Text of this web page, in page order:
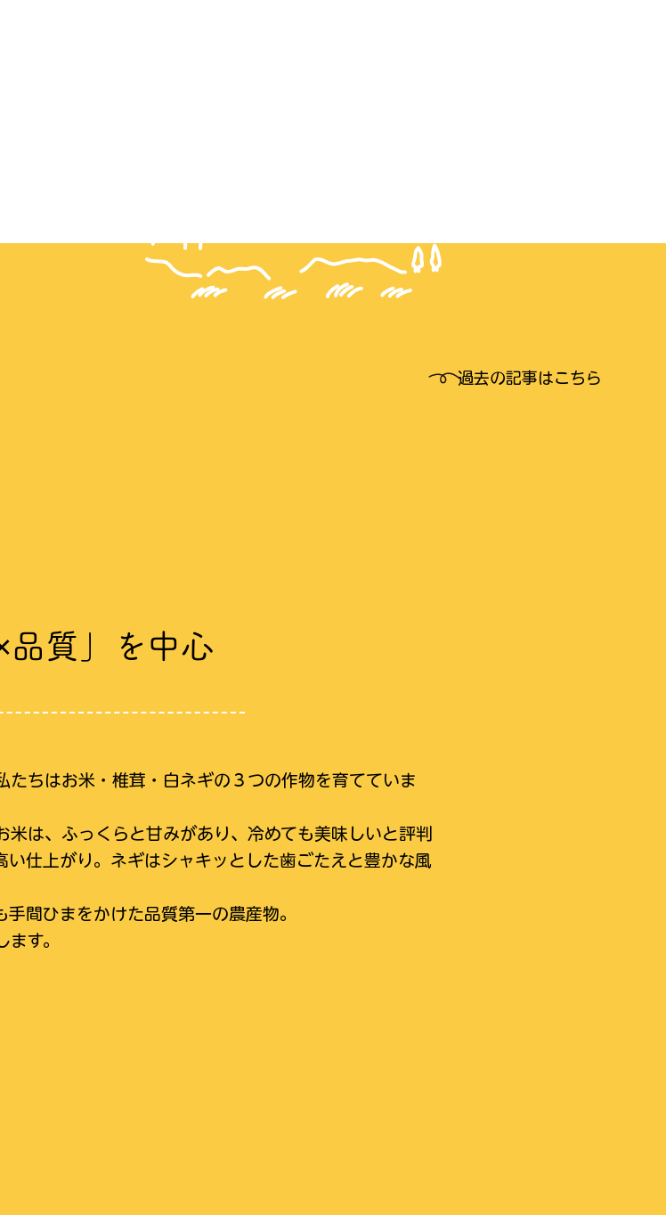
過去の記事はこちら
品質」を中心
ちはお米・椎茸・白ネギの３つの作物を育てていま
は、ふっくらと甘みがあり、冷めても美味しいと評判
仕上がり。ネギはシャキッとした歯ごたえと豊かな風
間ひまをかけた品質第一の農産物。
す。